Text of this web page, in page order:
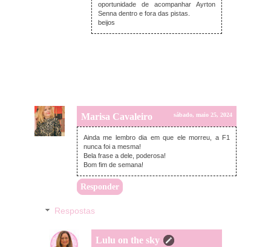
oportunidade de acompanhar Ayrton
Senna dentro e fora das pistas.
beijos
Marisa Cavaleiro sábado, maio 25, 2024
Ainda me lembro dia em que ele morreu, a F1
nunca foi a mesma!
Bela frase a dele, poderosa!
Bom fim de semana!
Responder
Respostas
Lulu on the sky